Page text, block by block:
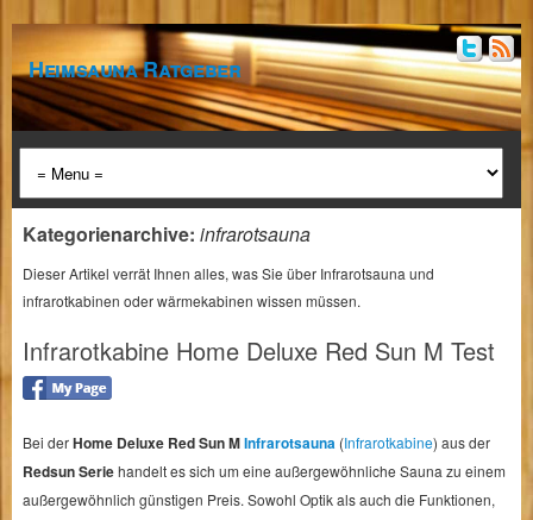
Heimsauna Ratgeber
Kategorienarchive: infrarotsauna
Dieser Artikel verrät Ihnen alles, was Sie über Infrarotsauna und
infrarotkabinen oder wärmekabinen wissen müssen.
Infrarotkabine Home Deluxe Red Sun M Test
Bei derHome Deluxe Red Sun MInfrarotsauna (Infrarotkabine) aus der
Redsun Seriehandelt es sich um eine außergewöhnliche Sauna zu einem
außergewöhnlich günstigen Preis. Sowohl Optik als auch die Funktionen,